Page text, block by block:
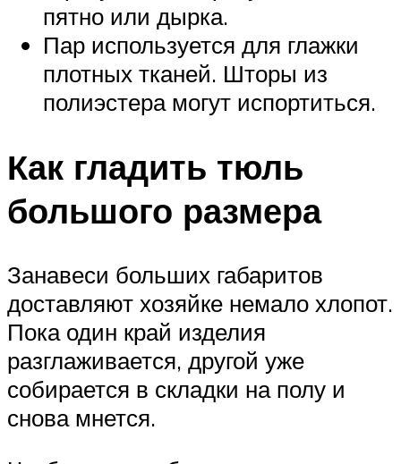
пятно или дырка.
Пар используется для глажки
плотных тканей. Шторы из
полиэстера могут испортиться.
Как гладить тюль
большого размера
Занавеси больших габаритов
доставляют хозяйке немало хлопот.
Пока один край изделия
разглаживается, другой уже
собирается в складки на полу и
снова мнется.